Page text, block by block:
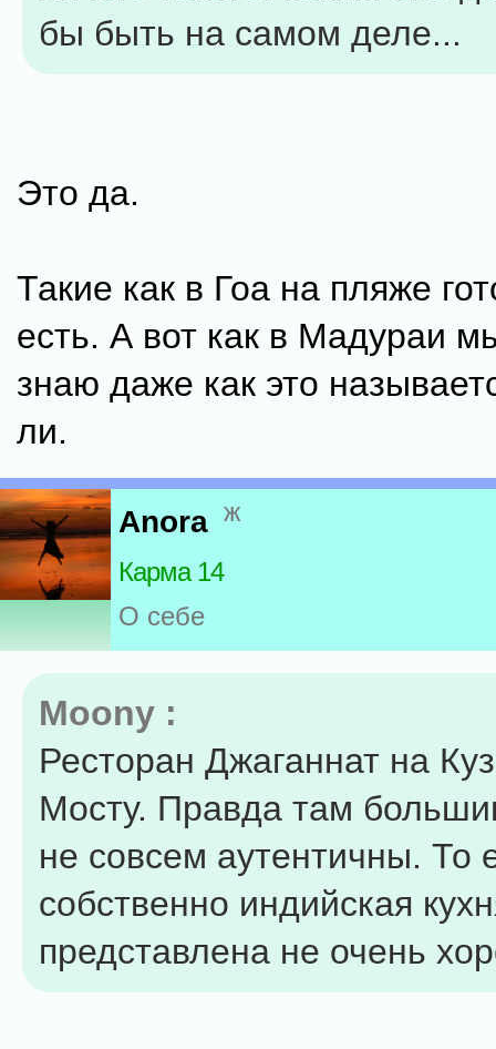
бы быть на самом деле...
Это да.
Такие как в Гоа на пляже
есть. А вот как в Мадураи
знаю даже как это
ли.
Anora ж
Карма 14
О себе
Moony :
Ресторан Джаганнат на
Мосту. Правда там
не совсем аутентичны. То
собственно индийская
представлена не очень